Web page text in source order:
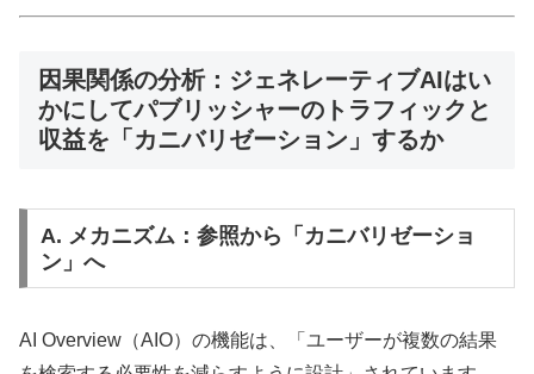
因果関係の分析：ジェネレーティブAIはい
かにしてパブリッシャーのトラフィックと
収益を「カニバリゼーション」するか
A. メカニズム：参照から「カニバリゼーショ
ン」へ
AI Overview（AIO）の機能は、「ユーザーが複数の結果